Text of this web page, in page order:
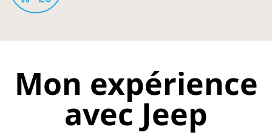
Mon expérience
avec Jeep